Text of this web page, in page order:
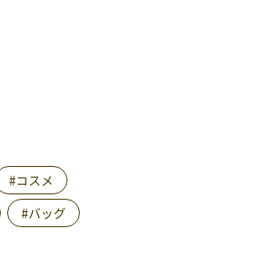
#コスメ
#バッグ